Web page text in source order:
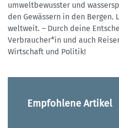
umweltbewusster und
den Gewässern in den Bergen.
weltweit. – Durch deine
Verbraucher*in und auch
Wirtschaft und Politik!
Empfohlene Artikel